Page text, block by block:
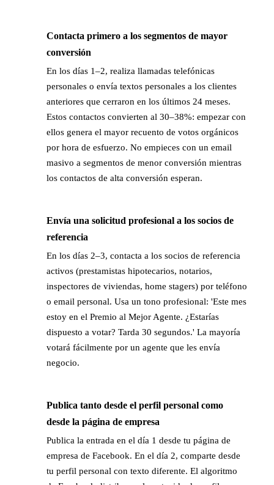
Contacta primero a los segmentos de mayor
conversión
En los días 1–2, realiza llamadas telefónicas
personales o envía textos personales a los clientes
anteriores que cerraron en los últimos 24 meses.
Estos contactos convierten al 30–38%: empezar con
ellos genera el mayor recuento de votos orgánicos
por hora de esfuerzo. No empieces con un email
masivo a segmentos de menor conversión mientras
los contactos de alta conversión esperan.
Envía una solicitud profesional a los socios de
referencia
En los días 2–3, contacta a los socios de referencia
activos (prestamistas hipotecarios, notarios,
inspectores de viviendas, home stagers) por teléfono
o email personal. Usa un tono profesional: 'Este mes
estoy en el Premio al Mejor Agente. ¿Estarías
dispuesto a votar? Tarda 30 segundos.' La mayoría
votará fácilmente por un agente que les envía
negocio.
Publica tanto desde el perfil personal como
desde la página de empresa
Publica la entrada en el día 1 desde tu página de
empresa de Facebook. En el día 2, comparte desde
tu perfil personal con texto diferente. El algoritmo